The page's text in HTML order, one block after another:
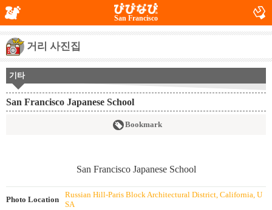
San Francisco
거리 사진집
기타
San Francisco Japanese School
Bookmark
Photo Location
Russian Hill-Paris Block Architectural District, California, U
SA